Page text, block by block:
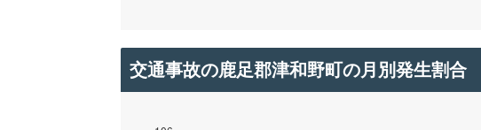
交通事故の鹿足郡津和野町の月別発生割合